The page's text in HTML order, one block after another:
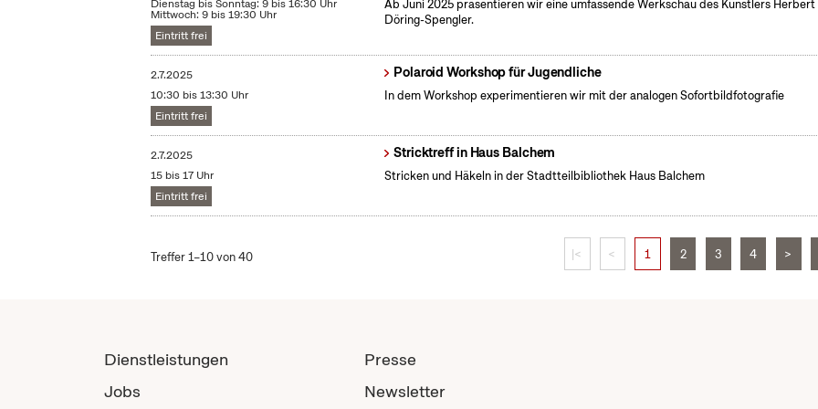
Dienstag bis Sonntag: 9 bis 16:30 Uhr
Mittwoch: 9 bis 19:30 Uhr
Eintritt frei
Ab Juni 2025 präsentieren wir eine umfassende Werkschau des Künstlers Herbert
Döring-Spengler.
2.7.2025
10:30 bis 13:30 Uhr
Eintritt frei
Polaroid Workshop für Jugendliche
In dem Workshop experimentieren wir mit der analogen Sofortbildfotografie
2.7.2025
15 bis 17 Uhr
Eintritt frei
Stricktreff in Haus Balchem
Stricken und Häkeln in der Stadtteilbibliothek Haus Balchem
Treffer 1–10 von 40 |< < 1 2 3 4 >
Dienstleistungen
Jobs
Presse
Newsletter